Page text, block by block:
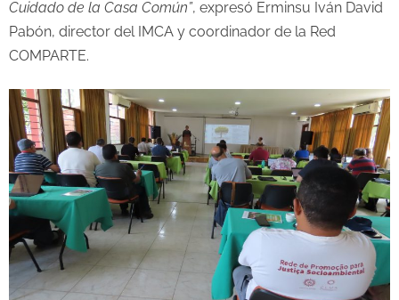
Cuidado de la Casa Común”, expresó Erminsu Iván David
Pabón, director del IMCA y coordinador de la Red
COMPARTE.